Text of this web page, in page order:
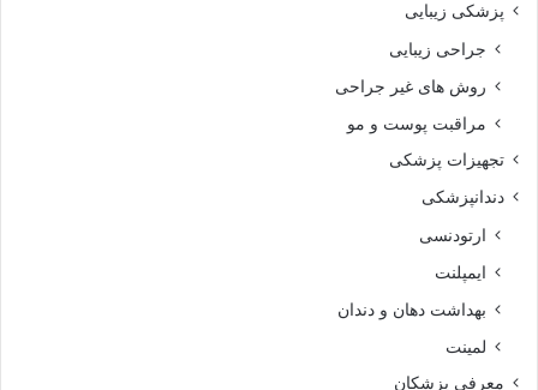
پزشکی زیبایی
جراحی زیبایی
روش های غیر جراحی
مراقبت پوست و مو
تجهیزات پزشکی
دندانپزشکی
ارتودنسی
ایمپلنت
بهداشت دهان و دندان
لمینت
معرفی پزشکان